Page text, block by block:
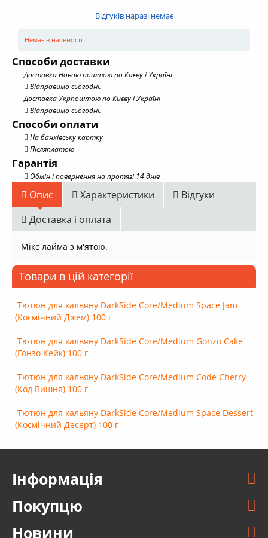
Відгуків наразі немає
Немає в наявності
Способи доставки
Доставка Новою поштою по Києву і Україні
Відправимо сьогодні.
Доставка Укрпоштою по Києву і Україні
Відправимо сьогодні.
Способи оплати
На банківську картку
Післяплатою
Гарантія
Обмін і повернення на протязі 14 днів
Опис Характеристики
Відгуки
Доставка і оплата
Мікс лайма з м'ятою.
Товари в цій категорії
Тютюн для кальяну DarkSide Core/Medium Space Jam
(Космічний Джем) 100 г
Тютюн для кальяну DarkSide Core/Medium Gonzo Cake
(Гонзо Кейк) 100 г
Тютюн для кальяну DarkSide Core/Medium Code Cherry
(Код Вишня) 100 г
Тютюн для кальяну DarkSide Core/Medium Space Dessert
(Космічний Десерт) 100 г
Інформація
Покупцю
Новини